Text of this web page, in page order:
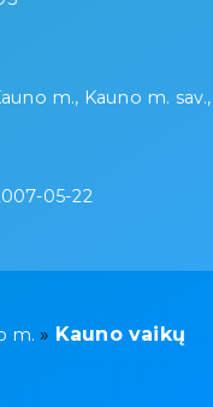
m., Kauno m.
05-22
m. » Kauno vaikų